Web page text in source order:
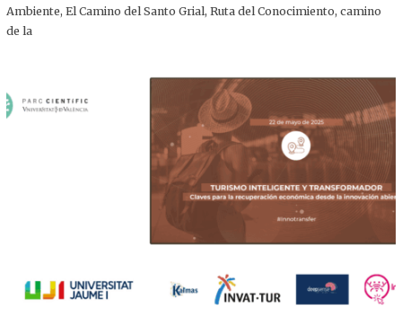
0
Ambiente, El Camino del Santo Grial, Ruta del Conocimiento, camino
de la